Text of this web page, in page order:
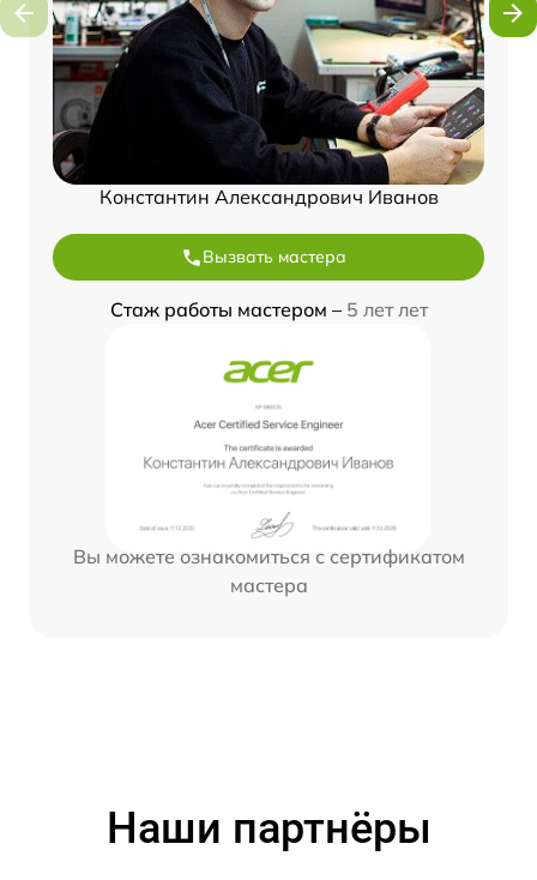
Константин Александрович Иванов
Вызвать мастера
Стаж работы мастером – 5 лет лет
Вы можете ознакомиться с сертификатом
мастера
Наши партнёры